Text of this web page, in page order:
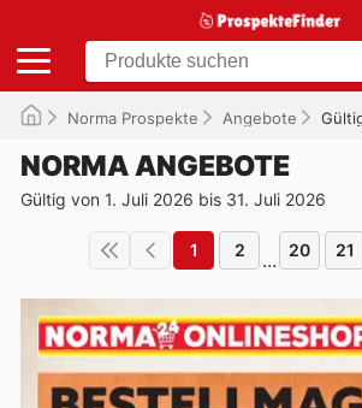
Norma Prospekte Angebote
NORMA ANGEBOTE
Gültig von 1. Juli 2026 bis 31. Juli 2026
1 2 ... 20 21